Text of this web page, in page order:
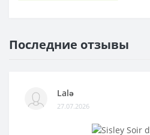
Последние отзывы
Lalə
27.07.2026